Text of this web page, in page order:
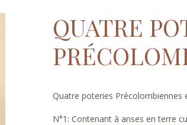
QUATRE
Quatre poteries Précolombiennes
N°1: Contenant à anses en terre